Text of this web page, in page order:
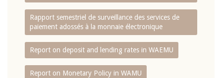
Rapport semestriel de surveillance des services de
paiement adossés à la monnaie électronique
Report on deposit and lending rates in WAEMU
Report on Monetary Policy in WAMU